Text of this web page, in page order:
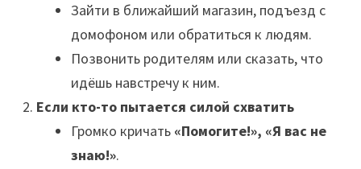
Зайти в ближайший магазин, подъезд с
домофоном или обратиться к людям.
Позвонить родителям или сказать, что
идёшь навстречу к ним.
Если кто-то пытается силой схватить
Громко кричать «Помогите!», «Я вас не
знаю!».